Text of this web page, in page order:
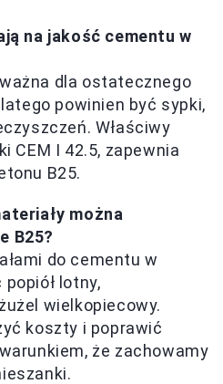
na jakość cementu w
dla ostatecznego
powinien być sypki,
Właściwy
CEM I 42.5, zapewnia
B25.
można
B25?
do cementu w
lotny,
wielkopiecowy.
koszty i poprawić
że zachowamy